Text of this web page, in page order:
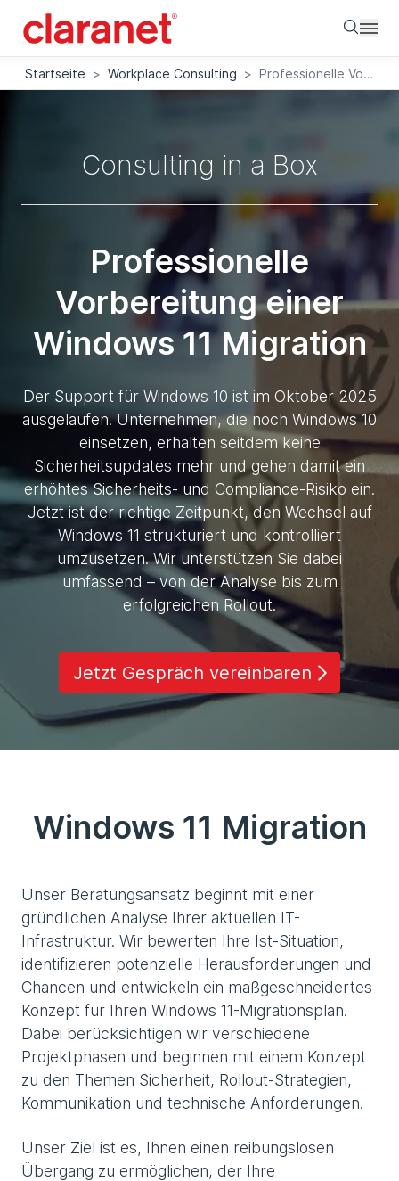
Startseite > Workplace Consulting > Professionelle Vorbereitung einer Windows 11 Migration
Consulting in a Box
Professionelle
Vorbereitung einer
Windows 11 Migration
Der Support für Windows 10 ist im Oktober 2025
ausgelaufen. Unternehmen, die noch Windows 10
einsetzen, erhalten seitdem keine
Sicherheitsupdates mehr und gehen damit ein
erhöhtes Sicherheits- und Compliance-Risiko ein.
Jetzt ist der richtige Zeitpunkt, den Wechsel auf
Windows 11 strukturiert und kontrolliert
umzusetzen. Wir unterstützen Sie dabei
umfassend – von der Analyse bis zum
erfolgreichen Rollout.
Jetzt Gespräch vereinbaren
Windows 11 Migration
Unser Beratungsansatz beginnt mit einer
gründlichen Analyse Ihrer aktuellen IT-
Infrastruktur. Wir bewerten Ihre Ist-Situation,
identifizieren potenzielle Herausforderungen und
Chancen und entwickeln ein maßgeschneidertes
Konzept für Ihren Windows 11-Migrationsplan.
Dabei berücksichtigen wir verschiedene
Projektphasen und beginnen mit einem Konzept
zu den Themen Sicherheit, Rollout-Strategien,
Kommunikation und technische Anforderungen.
Unser Ziel ist es, Ihnen einen reibungslosen
Übergang zu ermöglichen, der Ihre